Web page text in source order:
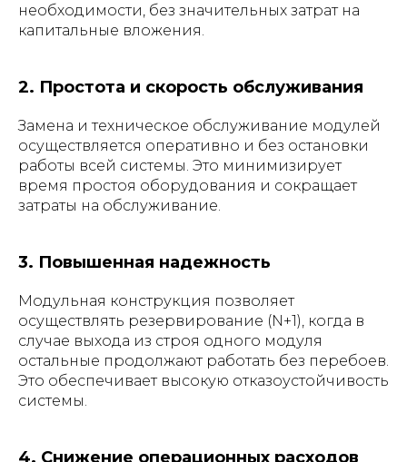
необходимости, без значительных затрат на
капитальные вложения.
2. Простота и скорость обслуживания
Замена и техническое обслуживание модулей
осуществляется оперативно и без остановки
работы всей системы. Это минимизирует
время простоя оборудования и сокращает
затраты на обслуживание.
3. Повышенная надежность
Модульная конструкция позволяет
осуществлять резервирование (N+1), когда в
случае выхода из строя одного модуля
остальные продолжают работать без перебоев.
Это обеспечивает высокую отказоустойчивость
системы.
4. Снижение операционных расходов